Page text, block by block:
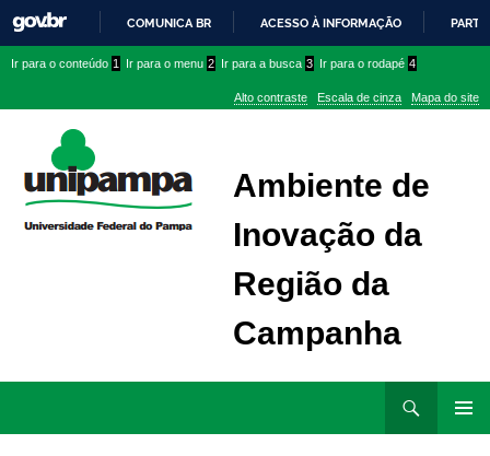
PARA
CONTEÚDO
COMUNICA BR ACESSO À INFORMAÇÃO
conteúdo
menu
superior
menu
Ir para o conteúdo 1 Ir para o menu 2 Ir para a busca 3 Ir para o rodapé 4
Alto contraste Escala de cinza Mapa do site
Ambiente de
Inovação da
Região da
Campanha